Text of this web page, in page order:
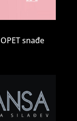
snađe